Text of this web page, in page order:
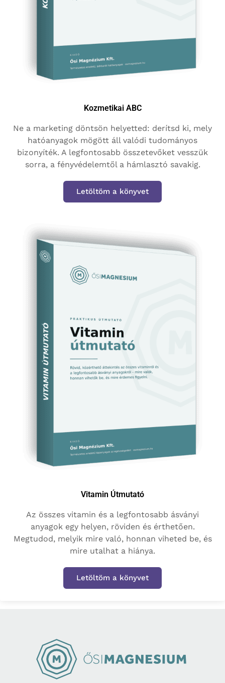
Kozmetikai ABC
Ne a marketing döntsön helyetted: derítsd ki, mely
hatóanyagok mögött áll valódi tudományos
bizonyíték. A legfontosabb összetevőket vesszük
sorra, a fényvédelemtől a hámlasztó savakig.
Letöltöm a könyvet
Vitamin Útmutató
Az összes vitamin és a legfontosabb ásványi
anyagok egy helyen, röviden és érthetően.
Megtudod, melyik mire való, honnan viheted be, és
mire utalhat a hiánya.
Letöltöm a könyvet